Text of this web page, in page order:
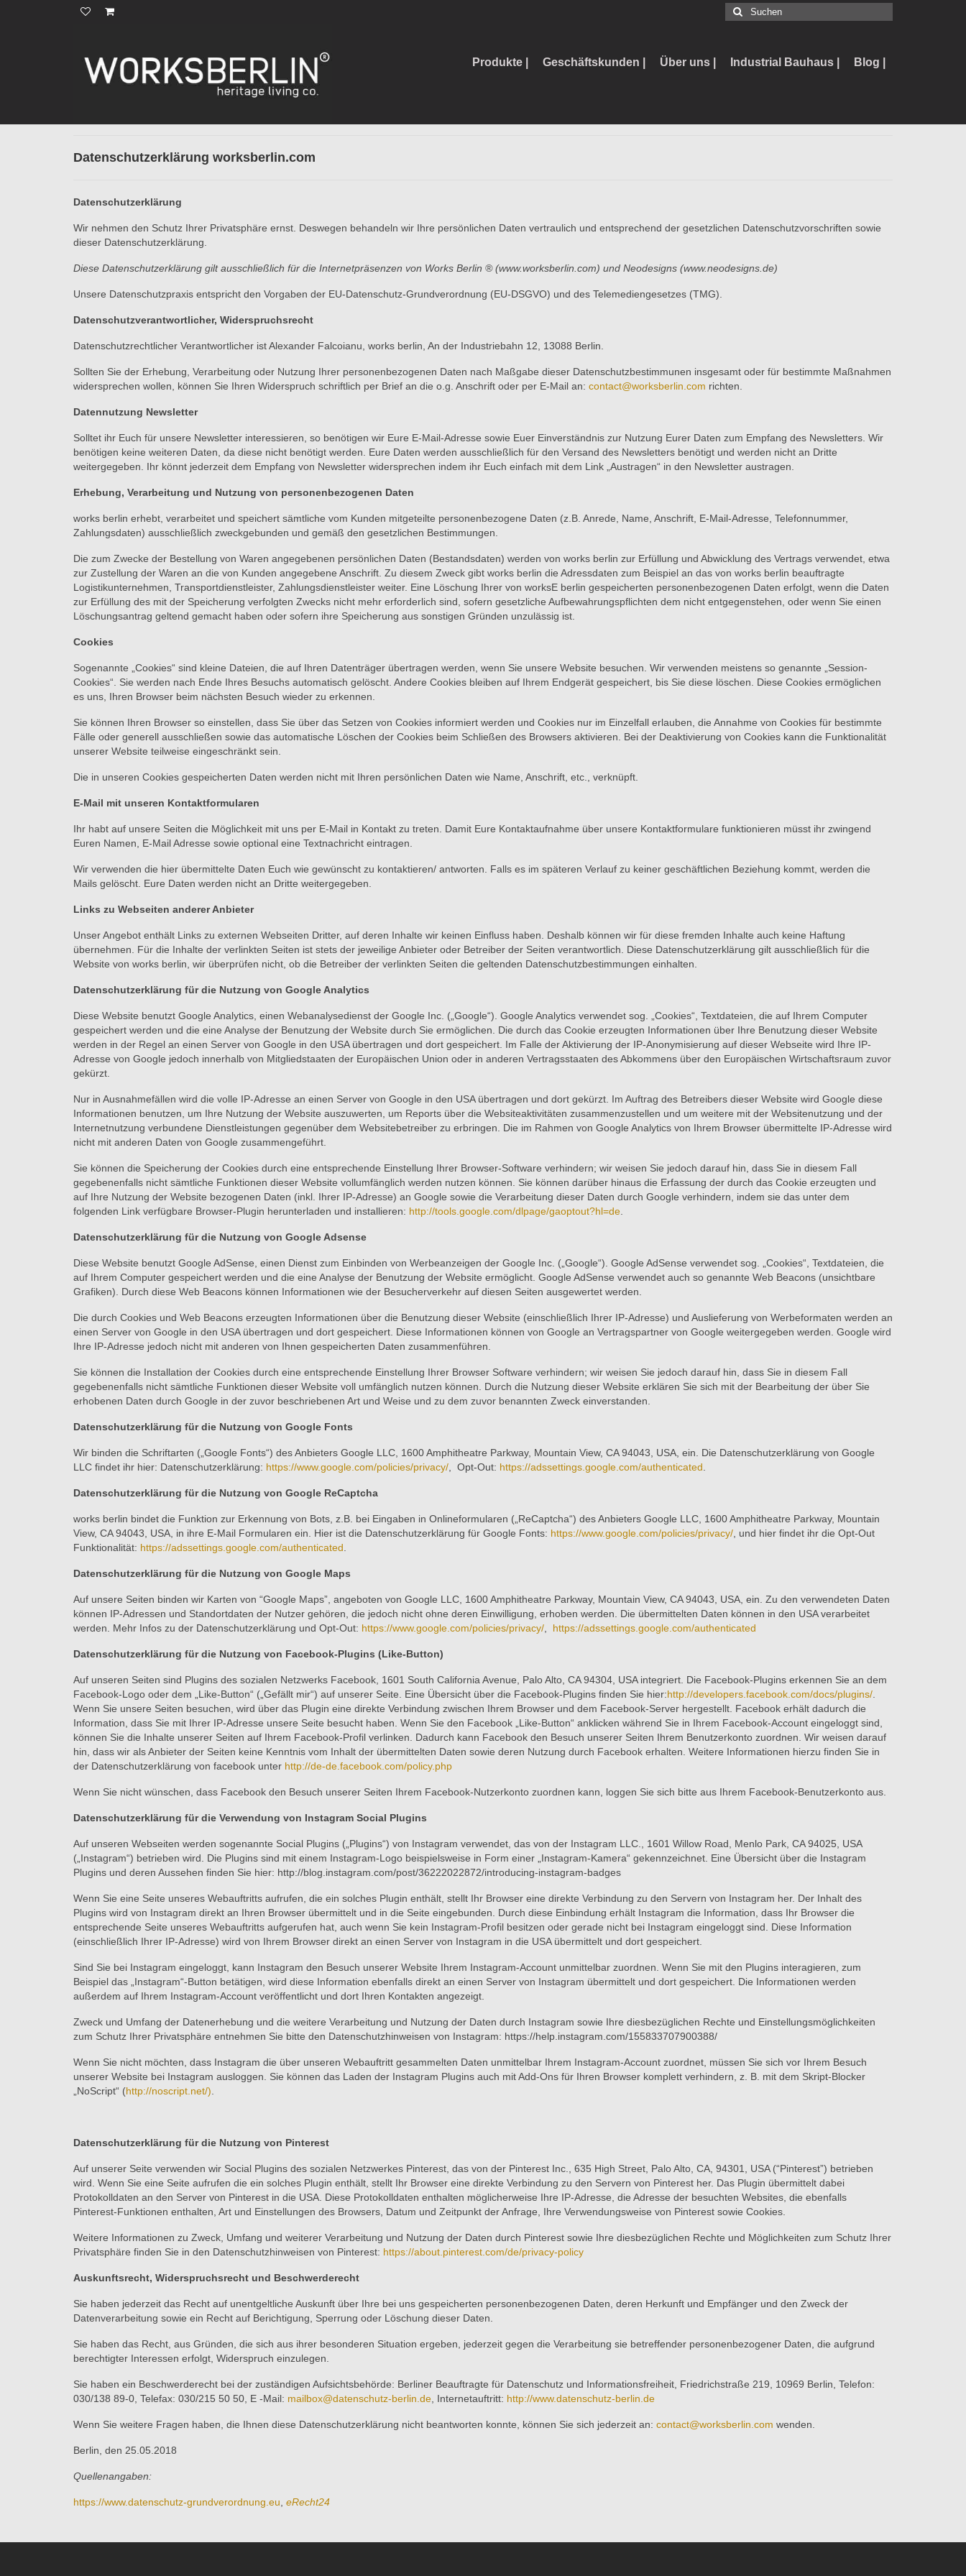
Suchen
nach:
Produkte | Geschäftskunden | Über uns | Industrial Bauhaus | Blog |
Datenschutzerklärung worksberlin.com
Datenschutzerklärung
Wir nehmen den Schutz Ihrer Privatsphäre ernst. Deswegen behandeln wir Ihre persönlichen Daten vertraulich und entsprechend der gesetzlichen Datenschutzvorschriften sowie
dieser Datenschutzerklärung.
Diese Datenschutzerklärung gilt ausschließlich für die Internetpräsenzen von Works Berlin ® (www.worksberlin.com) und Neodesigns (www.neodesigns.de)
Unsere Datenschutzpraxis entspricht den Vorgaben der EU-Datenschutz-Grundverordnung (EU-DSGVO) und des Telemediengesetzes (TMG).
Datenschutzverantwortlicher, Widerspruchsrecht
Datenschutzrechtlicher Verantwortlicher ist Alexander Falcoianu, works berlin, An der Industriebahn 12, 13088 Berlin.
Sollten Sie der Erhebung, Verarbeitung oder Nutzung Ihrer personenbezogenen Daten nach Maßgabe dieser Datenschutzbestimmunen insgesamt oder für bestimmte Maßnahmen
widersprechen wollen, können Sie Ihren Widerspruch schriftlich per Brief an die o.g. Anschrift oder per E-Mail an: contact@worksberlin.com richten.
Datennutzung Newsletter
Solltet ihr Euch für unsere Newsletter interessieren, so benötigen wir Eure E-Mail-Adresse sowie Euer Einverständnis zur Nutzung Eurer Daten zum Empfang des Newsletters. Wir
benötigen keine weiteren Daten, da diese nicht benötigt werden. Eure Daten werden ausschließlich für den Versand des Newsletters benötigt und werden nicht an Dritte
weitergegeben. Ihr könnt jederzeit dem Empfang von Newsletter widersprechen indem ihr Euch einfach mit dem Link „Austragen“ in den Newsletter austragen.
Erhebung, Verarbeitung und Nutzung von personenbezogenen Daten
works berlin erhebt, verarbeitet und speichert sämtliche vom Kunden mitgeteilte personenbezogene Daten (z.B. Anrede, Name, Anschrift, E-Mail-Adresse, Telefonnummer,
Zahlungsdaten) ausschließlich zweckgebunden und gemäß den gesetzlichen Bestimmungen.
Die zum Zwecke der Bestellung von Waren angegebenen persönlichen Daten (Bestandsdaten) werden von works berlin zur Erfüllung und Abwicklung des Vertrags verwendet, etwa
zur Zustellung der Waren an die von Kunden angegebene Anschrift. Zu diesem Zweck gibt works berlin die Adressdaten zum Beispiel an das von works berlin beauftragte
Logistikunternehmen, Transportdienstleister, Zahlungsdienstleister weiter. Eine Löschung Ihrer von worksE berlin gespeicherten personenbezogenen Daten erfolgt, wenn die Daten
zur Erfüllung des mit der Speicherung verfolgten Zwecks nicht mehr erforderlich sind, sofern gesetzliche Aufbewahrungspflichten dem nicht entgegenstehen, oder wenn Sie einen
Löschungsantrag geltend gemacht haben oder sofern ihre Speicherung aus sonstigen Gründen unzulässig ist.
Cookies
Sogenannte „Cookies“ sind kleine Dateien, die auf Ihren Datenträger übertragen werden, wenn Sie unsere Website besuchen. Wir verwenden meistens so genannte „Session-
Cookies“. Sie werden nach Ende Ihres Besuchs automatisch gelöscht. Andere Cookies bleiben auf Ihrem Endgerät gespeichert, bis Sie diese löschen. Diese Cookies ermöglichen
es uns, Ihren Browser beim nächsten Besuch wieder zu erkennen.
Sie können Ihren Browser so einstellen, dass Sie über das Setzen von Cookies informiert werden und Cookies nur im Einzelfall erlauben, die Annahme von Cookies für bestimmte
Fälle oder generell ausschließen sowie das automatische Löschen der Cookies beim Schließen des Browsers aktivieren. Bei der Deaktivierung von Cookies kann die Funktionalität
unserer Website teilweise eingeschränkt sein.
Die in unseren Cookies gespeicherten Daten werden nicht mit Ihren persönlichen Daten wie Name, Anschrift, etc., verknüpft.
E-Mail mit unseren Kontaktformularen
Ihr habt auf unsere Seiten die Möglichkeit mit uns per E-Mail in Kontakt zu treten. Damit Eure Kontaktaufnahme über unsere Kontaktformulare funktionieren müsst ihr zwingend
Euren Namen, E-Mail Adresse sowie optional eine Textnachricht eintragen.
Wir verwenden die hier übermittelte Daten Euch wie gewünscht zu kontaktieren/ antworten. Falls es im späteren Verlauf zu keiner geschäftlichen Beziehung kommt, werden die
Mails gelöscht. Eure Daten werden nicht an Dritte weitergegeben.
Links zu Webseiten anderer Anbieter
Unser Angebot enthält Links zu externen Webseiten Dritter, auf deren Inhalte wir keinen Einfluss haben. Deshalb können wir für diese fremden Inhalte auch keine Haftung
übernehmen. Für die Inhalte der verlinkten Seiten ist stets der jeweilige Anbieter oder Betreiber der Seiten verantwortlich. Diese Datenschutzerklärung gilt ausschließlich für die
Website von works berlin, wir überprüfen nicht, ob die Betreiber der verlinkten Seiten die geltenden Datenschutzbestimmungen einhalten.
Datenschutzerklärung für die Nutzung von Google Analytics
Diese Website benutzt Google Analytics, einen Webanalysedienst der Google Inc. („Google“). Google Analytics verwendet sog. „Cookies“, Textdateien, die auf Ihrem Computer
gespeichert werden und die eine Analyse der Benutzung der Website durch Sie ermöglichen. Die durch das Cookie erzeugten Informationen über Ihre Benutzung dieser Website
werden in der Regel an einen Server von Google in den USA übertragen und dort gespeichert. Im Falle der Aktivierung der IP-Anonymisierung auf dieser Webseite wird Ihre IP-
Adresse von Google jedoch innerhalb von Mitgliedstaaten der Europäischen Union oder in anderen Vertragsstaaten des Abkommens über den Europäischen Wirtschaftsraum zuvor
gekürzt.
Nur in Ausnahmefällen wird die volle IP-Adresse an einen Server von Google in den USA übertragen und dort gekürzt. Im Auftrag des Betreibers dieser Website wird Google diese
Informationen benutzen, um Ihre Nutzung der Website auszuwerten, um Reports über die Websiteaktivitäten zusammenzustellen und um weitere mit der Websitenutzung und der
Internetnutzung verbundene Dienstleistungen gegenüber dem Websitebetreiber zu erbringen. Die im Rahmen von Google Analytics von Ihrem Browser übermittelte IP-Adresse wird
nicht mit anderen Daten von Google zusammengeführt.
Sie können die Speicherung der Cookies durch eine entsprechende Einstellung Ihrer Browser-Software verhindern; wir weisen Sie jedoch darauf hin, dass Sie in diesem Fall
gegebenenfalls nicht sämtliche Funktionen dieser Website vollumfänglich werden nutzen können. Sie können darüber hinaus die Erfassung der durch das Cookie erzeugten und
auf Ihre Nutzung der Website bezogenen Daten (inkl. Ihrer IP-Adresse) an Google sowie die Verarbeitung dieser Daten durch Google verhindern, indem sie das unter dem
folgenden Link verfügbare Browser-Plugin herunterladen und installieren: http://tools.google.com/dlpage/gaoptout?hl=de
Datenschutzerklärung für die Nutzung von Google Adsense
Diese Website benutzt Google AdSense, einen Dienst zum Einbinden von Werbeanzeigen der Google Inc. („Google“). Google AdSense verwendet sog. „Cookies“, Textdateien, die
auf Ihrem Computer gespeichert werden und die eine Analyse der Benutzung der Website ermöglicht. Google AdSense verwendet auch so genannte Web Beacons (unsichtbare
Grafiken). Durch diese Web Beacons können Informationen wie der Besucherverkehr auf diesen Seiten ausgewertet werden.
Die durch Cookies und Web Beacons erzeugten Informationen über die Benutzung dieser Website (einschließlich Ihrer IP-Adresse) und Auslieferung von Werbeformaten werden an
einen Server von Google in den USA übertragen und dort gespeichert. Diese Informationen können von Google an Vertragspartner von Google weitergegeben werden. Google wird
Ihre IP-Adresse jedoch nicht mit anderen von Ihnen gespeicherten Daten zusammenführen.
Sie können die Installation der Cookies durch eine entsprechende Einstellung Ihrer Browser Software verhindern; wir weisen Sie jedoch darauf hin, dass Sie in diesem Fall
gegebenenfalls nicht sämtliche Funktionen dieser Website voll umfänglich nutzen können. Durch die Nutzung dieser Website erklären Sie sich mit der Bearbeitung der über Sie
erhobenen Daten durch Google in der zuvor beschriebenen Art und Weise und zu dem zuvor benannten Zweck einverstanden.
Datenschutzerklärung für die Nutzung von Google Fonts
Wir binden die Schriftarten („Google Fonts“) des Anbieters Google LLC, 1600 Amphitheatre Parkway, Mountain View, CA 94043, USA, ein. Die Datenschutzerklärung von Google
LLC findet ihr hier: Datenschutzerklärung: https://www.google.com/policies/privacy/ , Opt-Out: https://adssettings.google.com/authenticated
Datenschutzerklärung für die Nutzung von Google ReCaptcha
works berlin bindet die Funktion zur Erkennung von Bots, z.B. bei Eingaben in Onlineformularen („ReCaptcha“) des Anbieters Google LLC, 1600 Amphitheatre Parkway, Mountain
View, CA 94043, USA, in ihre E-Mail Formularen ein. Hier ist die Datenschutzerklärung für Google Fonts: https://www.google.com/policies/privacy/ , und hier findet ihr die Opt-Out
Funktionalität: https://adssettings.google.com/authenticated
Datenschutzerklärung für die Nutzung von Google Maps
Auf unsere Seiten binden wir Karten von “Google Maps”, angeboten von Google LLC, 1600 Amphitheatre Parkway, Mountain View, CA 94043, USA, ein. Zu den verwendeten Daten
können IP-Adressen und Standortdaten der Nutzer gehören, die jedoch nicht ohne deren Einwilligung, erhoben werden. Die übermittelten Daten können in den USA verarbeitet
werden. Mehr Infos zu der Datenschutzerklärung und Opt-Out: https://www.google.com/policies/privacy/ https://adssettings.google.com/authenticated
Datenschutzerklärung für die Nutzung von Facebook-Plugins (Like-Button)
Auf unseren Seiten sind Plugins des sozialen Netzwerks Facebook, 1601 South California Avenue, Palo Alto, CA 94304, USA integriert. Die Facebook-Plugins erkennen Sie an dem
Facebook-Logo oder dem „Like-Button“ („Gefällt mir“) auf unserer Seite. Eine Übersicht über die Facebook-Plugins finden Sie hier:http://developers.facebook.com/docs/plugins/
Wenn Sie unsere Seiten besuchen, wird über das Plugin eine direkte Verbindung zwischen Ihrem Browser und dem Facebook-Server hergestellt. Facebook erhält dadurch die
Information, dass Sie mit Ihrer IP-Adresse unsere Seite besucht haben. Wenn Sie den Facebook „Like-Button“ anklicken während Sie in Ihrem Facebook-Account eingeloggt sind,
können Sie die Inhalte unserer Seiten auf Ihrem Facebook-Profil verlinken. Dadurch kann Facebook den Besuch unserer Seiten Ihrem Benutzerkonto zuordnen. Wir weisen darauf
hin, dass wir als Anbieter der Seiten keine Kenntnis vom Inhalt der übermittelten Daten sowie deren Nutzung durch Facebook erhalten. Weitere Informationen hierzu finden Sie in
der Datenschutzerklärung von facebook unter http://de-de.facebook.com/policy.php
Wenn Sie nicht wünschen, dass Facebook den Besuch unserer Seiten Ihrem Facebook-Nutzerkonto zuordnen kann, loggen Sie sich bitte aus Ihrem Facebook-Benutzerkonto aus.
Datenschutzerklärung für die Verwendung von Instagram Social Plugins
Auf unseren Webseiten werden sogenannte Social Plugins („Plugins“) von Instagram verwendet, das von der Instagram LLC., 1601 Willow Road, Menlo Park, CA 94025, USA
(„Instagram“) betrieben wird. Die Plugins sind mit einem Instagram-Logo beispielsweise in Form einer „Instagram-Kamera“ gekennzeichnet. Eine Übersicht über die Instagram
Plugins und deren Aussehen finden Sie hier: http://blog.instagram.com/post/36222022872/introducing-instagram-badges
Wenn Sie eine Seite unseres Webauftritts aufrufen, die ein solches Plugin enthält, stellt Ihr Browser eine direkte Verbindung zu den Servern von Instagram her. Der Inhalt des
Plugins wird von Instagram direkt an Ihren Browser übermittelt und in die Seite eingebunden. Durch diese Einbindung erhält Instagram die Information, dass Ihr Browser die
entsprechende Seite unseres Webauftritts aufgerufen hat, auch wenn Sie kein Instagram-Profil besitzen oder gerade nicht bei Instagram eingeloggt sind. Diese Information
(einschließlich Ihrer IP-Adresse) wird von Ihrem Browser direkt an einen Server von Instagram in die USA übermittelt und dort gespeichert.
Sind Sie bei Instagram eingeloggt, kann Instagram den Besuch unserer Website Ihrem Instagram-Account unmittelbar zuordnen. Wenn Sie mit den Plugins interagieren, zum
Beispiel das „Instagram“-Button betätigen, wird diese Information ebenfalls direkt an einen Server von Instagram übermittelt und dort gespeichert. Die Informationen werden
außerdem auf Ihrem Instagram-Account veröffentlicht und dort Ihren Kontakten angezeigt.
Zweck und Umfang der Datenerhebung und die weitere Verarbeitung und Nutzung der Daten durch Instagram sowie Ihre diesbezüglichen Rechte und Einstellungsmöglichkeiten
zum Schutz Ihrer Privatsphäre entnehmen Sie bitte den Datenschutzhinweisen von Instagram: https://help.instagram.com/155833707900388/
Wenn Sie nicht möchten, dass Instagram die über unseren Webauftritt gesammelten Daten unmittelbar Ihrem Instagram-Account zuordnet, müssen Sie sich vor Ihrem Besuch
unserer Website bei Instagram ausloggen. Sie können das Laden der Instagram Plugins auch mit Add-Ons für Ihren Browser komplett verhindern, z. B. mit dem Skript-Blocker
„NoScript“ (http://noscript.net/)
Datenschutzerklärung für die Nutzung von Pinterest
Auf unserer Seite verwenden wir Social Plugins des sozialen Netzwerkes Pinterest, das von der Pinterest Inc., 635 High Street, Palo Alto, CA, 94301, USA (“Pinterest”) betrieben
wird. Wenn Sie eine Seite aufrufen die ein solches Plugin enthält, stellt Ihr Browser eine direkte Verbindung zu den Servern von Pinterest her. Das Plugin übermittelt dabei
Protokolldaten an den Server von Pinterest in die USA. Diese Protokolldaten enthalten möglicherweise Ihre IP-Adresse, die Adresse der besuchten Websites, die ebenfalls
Pinterest-Funktionen enthalten, Art und Einstellungen des Browsers, Datum und Zeitpunkt der Anfrage, Ihre Verwendungsweise von Pinterest sowie Cookies.
Weitere Informationen zu Zweck, Umfang und weiterer Verarbeitung und Nutzung der Daten durch Pinterest sowie Ihre diesbezüglichen Rechte und Möglichkeiten zum Schutz Ihrer
Privatsphäre finden Sie in den Datenschutzhinweisen von Pinterest: https://about.pinterest.com/de/privacy-policy
Auskunftsrecht, Widerspruchsrecht und Beschwerderecht
Sie haben jederzeit das Recht auf unentgeltliche Auskunft über Ihre bei uns gespeicherten personenbezogenen Daten, deren Herkunft und Empfänger und den Zweck der
Datenverarbeitung sowie ein Recht auf Berichtigung, Sperrung oder Löschung dieser Daten.
Sie haben das Recht, aus Gründen, die sich aus ihrer besonderen Situation ergeben, jederzeit gegen die Verarbeitung sie betreffender personenbezogener Daten, die aufgrund
berechtigter Interessen erfolgt, Widerspruch einzulegen.
Sie haben ein Beschwerderecht bei der zuständigen Aufsichtsbehörde: Berliner Beauftragte für Datenschutz und Informationsfreiheit, Friedrichstraße 219, 10969 Berlin, Telefon:
030/138 89-0, Telefax: 030/215 50 50, E -Mail: mailbox@datenschutz-berlin.de , Internetauftritt: http://www.datenschutz-berlin.de
Wenn Sie weitere Fragen haben, die Ihnen diese Datenschutzerklärung nicht beantworten konnte, können Sie sich jederzeit an: contact@worksberlin.com wenden.
Berlin, den 25.05.2018
Quellenangaben:
https://www.datenschutz-grundverordnung.eu eRecht24